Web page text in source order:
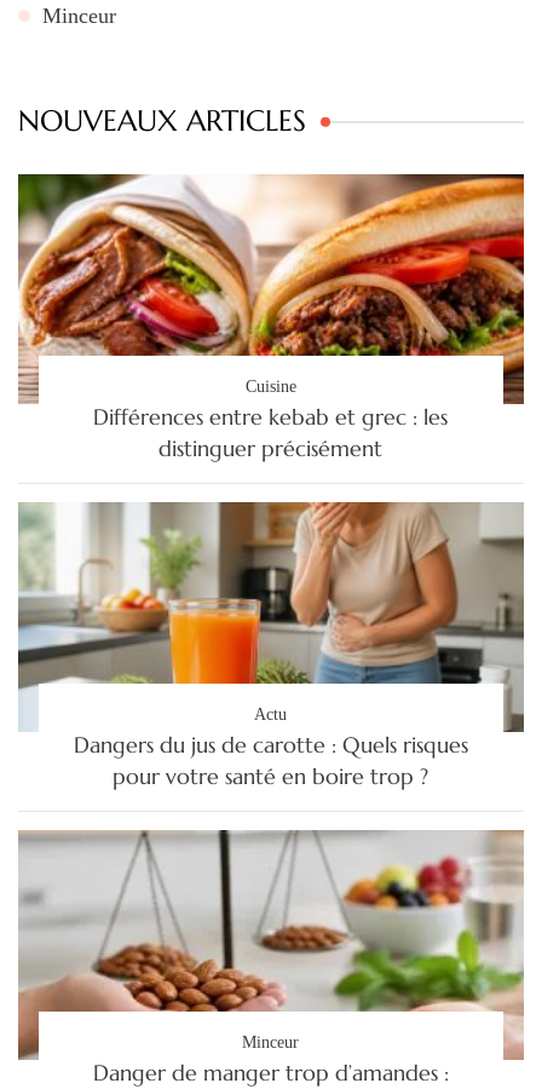
Minceur
NOUVEAUX ARTICLES
Cuisine
Différences entre kebab et grec : les
distinguer précisément
Actu
Dangers du jus de carotte : Quels risques
pour votre santé en boire trop ?
Minceur
Danger de manger trop d’amandes :